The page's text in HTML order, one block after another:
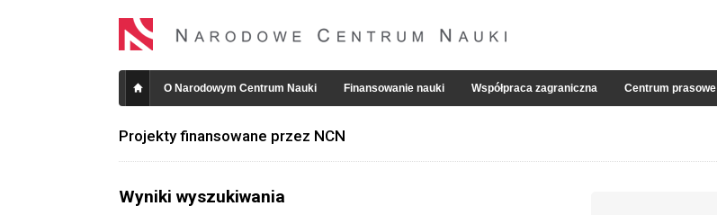
O Narodowym Centrum Nauki Finansowanie nauki Współpraca zagraniczna Centrum prasowe
Projekty finansowane przez NCN
Wyniki wyszukiwania